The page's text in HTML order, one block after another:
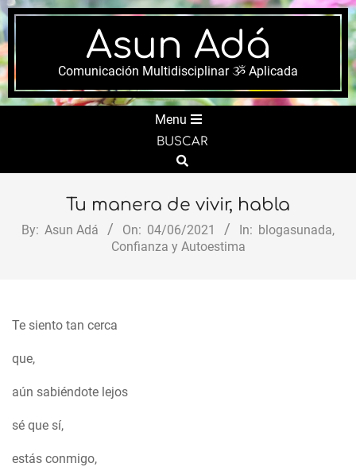
Skip
to
content
Asun Adá
Comunicación Multidisciplinar ૐ Aplicada
Menu
BUSCAR
Search
Tu manera de vivir, habla
By: Asun Adá On: 04/06/2021 In: blogasunada,
Confianza y Autoestima
Te siento tan cerca
que,
aún sabiéndote lejos
sé que sí,
estás conmigo,